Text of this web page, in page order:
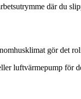
där du
gör det
luftvärmepump